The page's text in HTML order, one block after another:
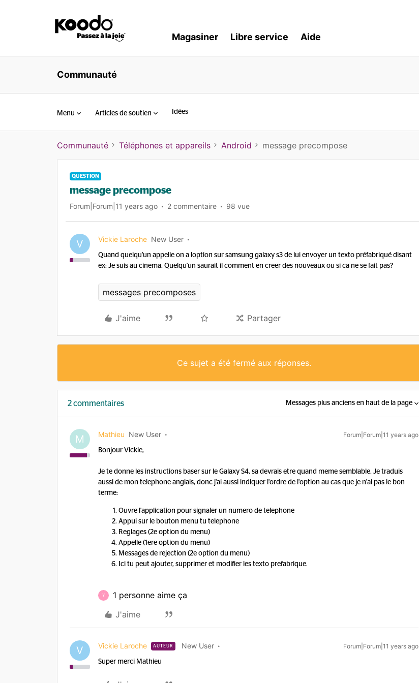
Magasiner Libre service Aide
Communauté
Menu Articles de soutien Idées
Communauté Téléphones et appareils Android message precompose
QUESTION
message precompose
Forum|Forum|11 years ago 2 commentaire 98 vue
V Vickie Laroche New User
Quand quelqu'un appelle on a loption sur samsung galaxy s3 de lui envoyer un texto préfabriqué disant
ex: Je suis au cinema. Quelqu'un saurait il comment en creer des nouveaux ou si ca ne se fait pas?
messages precomposes
J'aime Partager
Ce sujet a été fermé aux réponses.
2 commentaires Messages plus anciens en haut de la page
M Mathieu New User Forum|Forum|11 years ago
Bonjour Vickie,
Je te donne les instructions baser sur le Galaxy S4, sa devrais etre quand meme semblable. Je traduis
aussi de mon telephone anglais, donc j'ai aussi indiquer l'ordre de l'option au cas que je n'ai pas le bon
terme:
Ouvre l'application pour signaler un numero de telephone
Appui sur le bouton menu tu telephone
Reglages (2e option du menu)
Appelle (1ere option du menu)
Messages de rejection (2e option du menu)
Ici tu peut ajouter, supprimer et modifier les texto prefabrique.
Y
1 personne aime ça
J'aime
V Vickie Laroche AUTEUR New User Forum|Forum|11 years ago
Super merci Mathieu